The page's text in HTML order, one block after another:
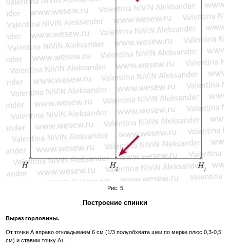
Рис. 5
Построение спинки
Вырез горловины.
От точки А вправо откладываем 6 см (1/3 полуобхвата шеи по мерке плюс 0,3-0,5
см) и ставим точку А1